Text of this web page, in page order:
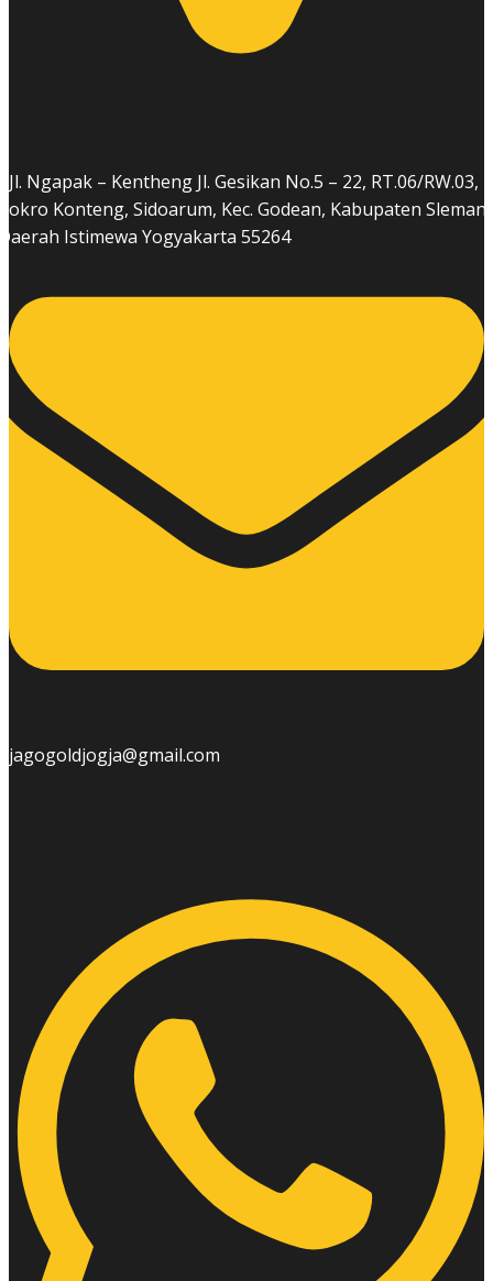
Jl. Ngapak – Kentheng Jl. Gesikan No.5 – 22, RT.06/RW.03,
Konteng, Sidoarum, Kec. Godean, Kabupaten Sleman,
Istimewa Yogyakarta 55264
jagogoldjogja@gmail.com